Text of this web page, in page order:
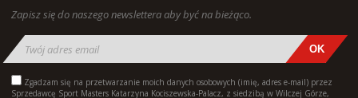
Zapisz się do naszego newslettera aby być na bieżąco.
Zgadzam się na przetwarzanie moich danych osobowych (imię, adres e-mail) przez
Sprzedawcę Sport Masters Katarzyna Kociszewska-Palacz, z siedzibą w Wilczej Górze,